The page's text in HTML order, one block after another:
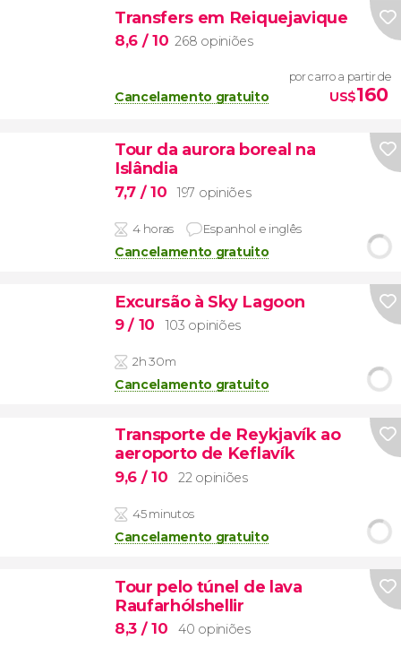
Transfers em Reiquejavique
8,6 / 10 268 opiniões
Cancelamento gratuito
por carro a partir de
US$160
Tour da aurora boreal na
Islândia
7,7 / 10 197 opiniões
4 horas Espanhol e inglês
Cancelamento gratuito
Excursão à Sky Lagoon
9/ 10 103 opiniões
2h 30m
Cancelamento gratuito
Transporte de Reykjavík ao
aeroporto de Keflavík
9,6 / 10 22 opiniões
45 minutos
Cancelamento gratuito
Tour pelo túnel de lava
Raufarhólshellir
8,3 / 10 40 opiniões